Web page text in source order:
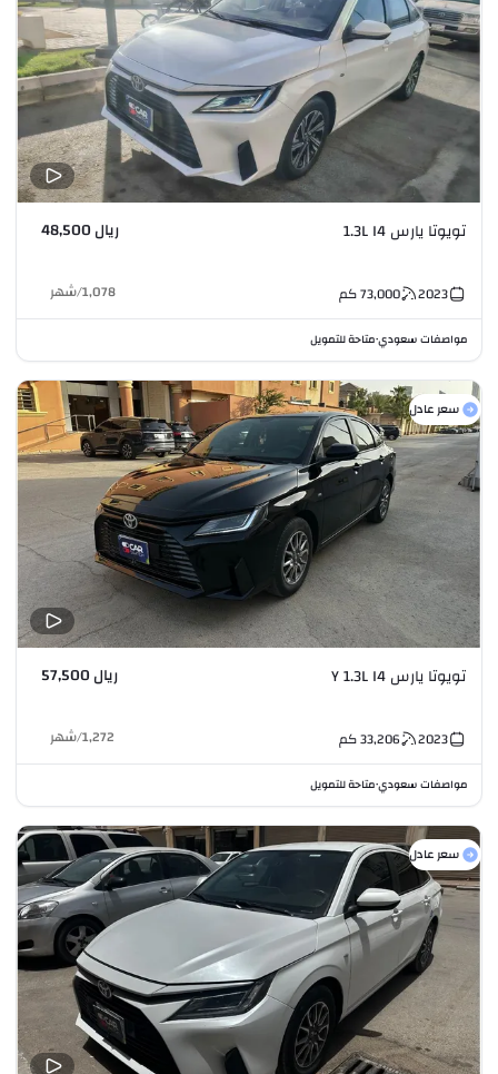
تويوتا يارس 1.3L I4 ريال 48,500
2023
73,000كم 1,078
/شهر
مواصفات سعودي•متاحة للتمويل
سعر عادل
تويوتا يارس Y 1.3L I4 ريال 57,500
2023
33,206كم 1,272
/شهر
مواصفات سعودي•متاحة للتمويل
سعر عادل